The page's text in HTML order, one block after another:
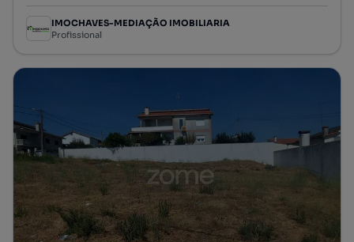
IMOCHAVES-MEDIAÇÃO IMOBILIARIA
Profissional